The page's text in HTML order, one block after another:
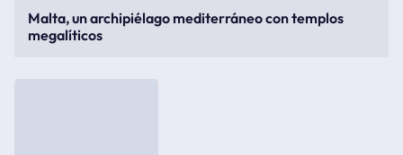
Malta, un archipiélago mediterráneo con templos
megalíticos